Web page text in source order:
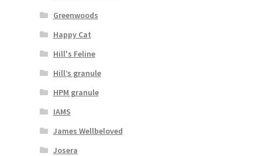
Greenwoods
Happy Cat
Hill's Feline
Hill’s granule
HPM granule
IAMS
James Wellbeloved
Josera